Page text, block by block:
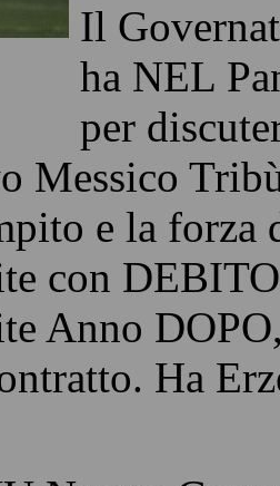
Il
ha NEL
per
Messico
e la
con
Anno
Ha